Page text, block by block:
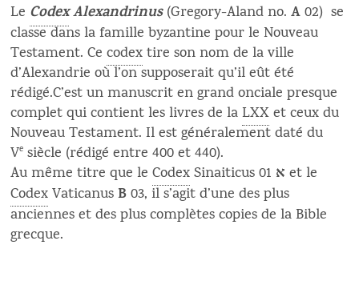
Le CodexAlexandrinus(Gregory-Aland no.A02) se
classe dans la famille byzantine pour le Nouveau
Testament. Cecodextire son nom de la ville
d’Alexandrie où l’on supposerait qu’il eût été
rédigé.C’est un manuscrit en grand onciale presque
complet qui contient les livres de laLXXet ceux du
Nouveau Testament. Il est généralement daté du
Ve siècle (rédigé entre 400 et 440).
Au même titre que leCodexSinaiticus א 01 et le
CodexVaticanusB03, il s’agit d’une des plus
anciennes et des plus complètes copies de la Bible
grecque.